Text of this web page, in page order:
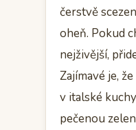
čerstvě
oheň. Pokud
nejživější,
Zajímavé je,
v italské
pečenou